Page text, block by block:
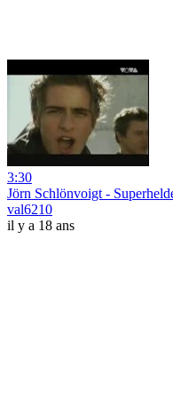
3:30
Jörn Schlönvoigt -
val6210
il y a 18 ans